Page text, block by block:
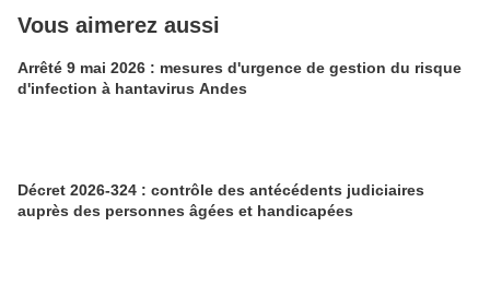
Vous aimerez aussi
Arrêté 9 mai 2026 : mesures d'urgence de gestion du risque
d'infection à hantavirus Andes
Décret 2026-324 : contrôle des antécédents judiciaires
auprès des personnes âgées et handicapées